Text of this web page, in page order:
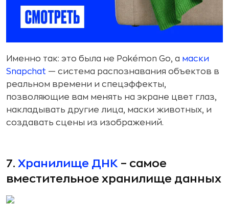
Именно так: это была не Pokémon Go, а маски
Snapchat — система распознавания объектов в
реальном времени и спецэффекты,
позволяющие вам менять на экране цвет глаз,
накладывать другие лица, маски животных, и
создавать сцены из изображений.
7. Хранилище ДНК – самое
вместительное хранилище данных